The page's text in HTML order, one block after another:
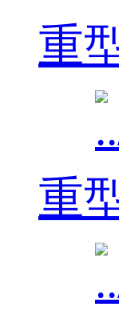
重
重